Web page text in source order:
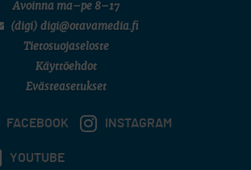
Avoinna ma–pe 8–17
(digi) digi@otavamedia.fi
Tietosuojaseloste
Käyttöehdot
Evästeasetukset
FACEBOOK INSTAGRAM
YOUTUBE